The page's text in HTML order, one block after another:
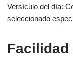
Versículo del día:
seleccionado
Facilidad